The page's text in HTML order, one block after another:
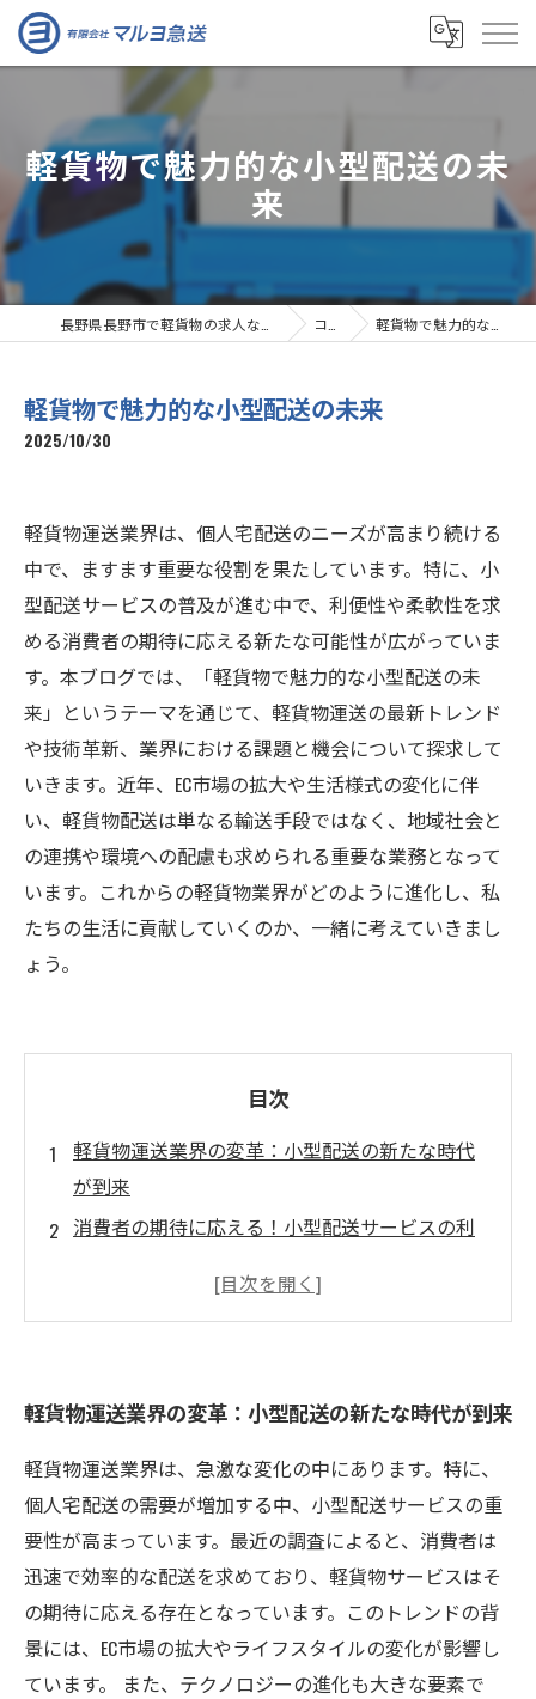
軽貨物で魅力的な小型配送の未
来
コラム 軽貨物で魅力的な小型配送の未来
軽貨物で魅力的な小型配送の未来
2025/10/30
軽貨物運送業界は、個人宅配送のニーズが高まり続ける
中で、ますます重要な役割を果たしています。特に、小
型配送サービスの普及が進む中で、利便性や柔軟性を求
める消費者の期待に応える新たな可能性が広がっていま
す。本ブログでは、「軽貨物で魅力的な小型配送の未
来」というテーマを通じて、軽貨物運送の最新トレンド
や技術革新、業界における課題と機会について探求して
いきます。近年、EC市場の拡大や生活様式の変化に伴
い、軽貨物配送は単なる輸送手段ではなく、地域社会と
の連携や環境への配慮も求められる重要な業務となって
います。これからの軽貨物業界がどのように進化し、私
たちの生活に貢献していくのか、一緒に考えていきまし
ょう。
目次
軽貨物運送業界の変革：小型配送の新たな時代
が到来
消費者の期待に応える！小型配送サービスの利
EC市場の拡大と生活様式の変化がもたらす影響
な価値
環境への配慮を実現する軽貨物業界の取り組み
軽貨物業界の未来：技術革新と市場の進化を考
える
私たちの生活に貢献する軽貨物配送の可能性を
探る
軽貨物運送業界の変革：小型配送の新たな時代が到来
軽貨物運送業界は、急激な変化の中にあります。特に、
個人宅配送の需要が増加する中、小型配送サービスの重
要性が高まっています。最近の調査によると、消費者は
迅速で効率的な配送を求めており、軽貨物サービスはそ
の期待に応える存在となっています。このトレンドの背
景には、EC市場の拡大やライフスタイルの変化が影響し
ています。 また、テクノロジーの進化も大きな要素で